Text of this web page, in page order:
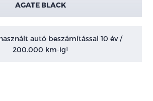
AGATE BLACK
autó beszámítással 10 év /
200.000 km-ig1